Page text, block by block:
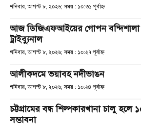
শনিবার, আগস্ট ৮, ২০২৬; সময় : ১০:৩১ পূর্বাহ্ণ
আজ ডিজিএফআইয়ের গোপন বন্দিশালা
ট্রাইব্যুনাল
শনিবার, আগস্ট ৮, ২০২৬; সময় : ১০:২৭ পূর্বাহ্ণ
আলীকদমে ভয়াবহ নদীভাঙন
শনিবার, আগস্ট ৮, ২০২৬; সময় : ১০:২৪ পূর্বাহ্ণ
চট্টগ্রামের বন্ধ শিল্পকারখানা চালু হলে
সম্ভাবনা